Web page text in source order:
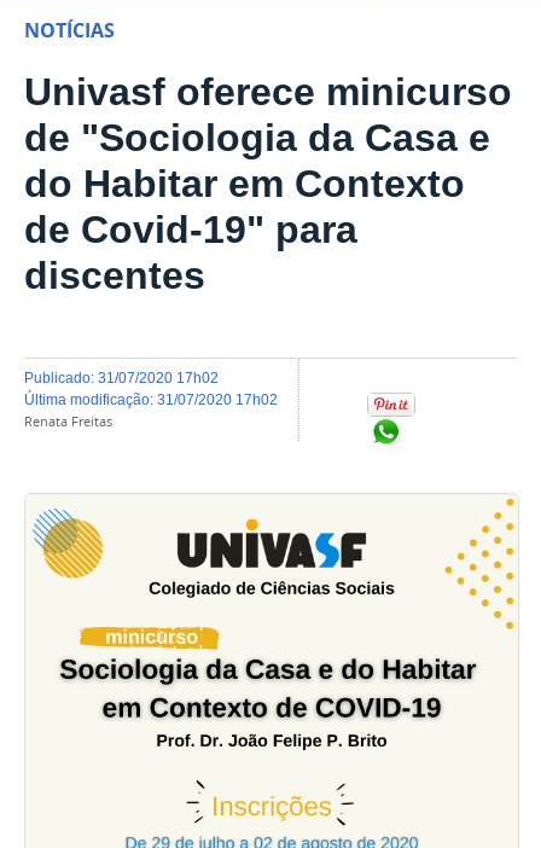
NOTÍCIAS
Univasf oferece minicurso
de "Sociologia da Casa e
do Habitar em Contexto
de Covid-19" para
discentes
publicado: 31/07/2020 17h02
última modificação: 31/07/2020 17h02
Renata Freitas